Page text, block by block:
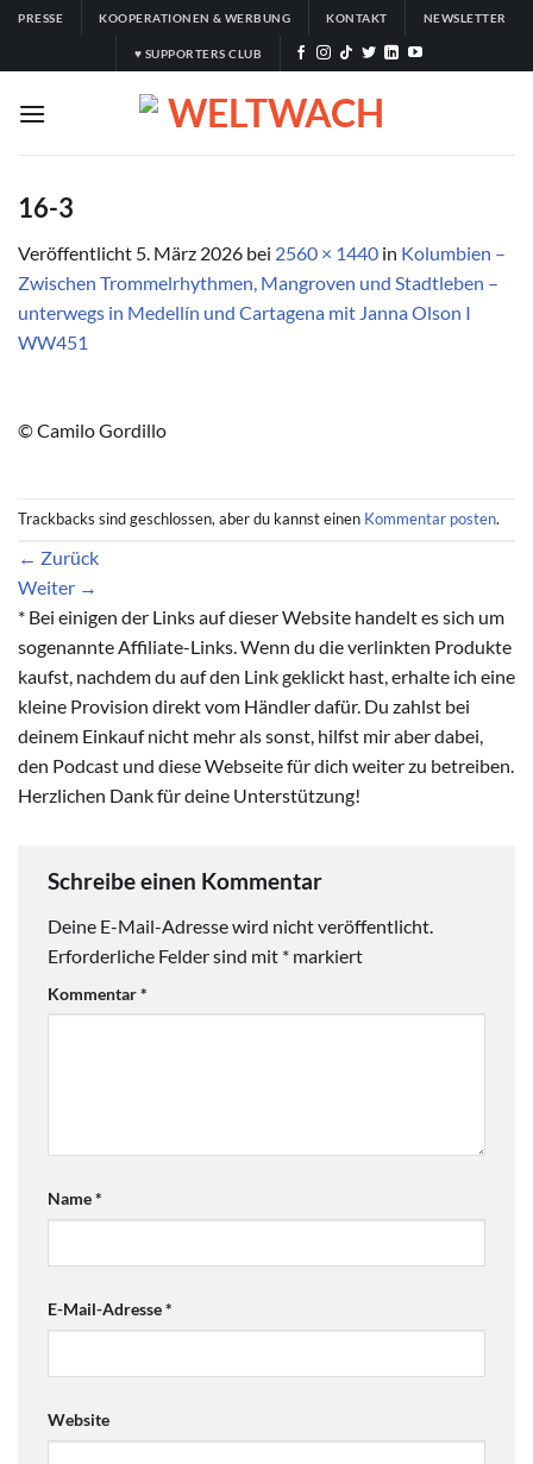
Zum
springen
PRESSE KOOPERATIONEN & WERBUNG KONTAKT NEWSLETTER
♥ SUPPORTERS CLUB
16-3
Veröffentlicht 5. März 2026 bei 2560 × 1440 in Kolumbien –
Zwischen Trommelrhythmen, Mangroven und Stadtleben –
unterwegs in Medellín und Cartagena mit Janna Olson I
WW451
© Camilo Gordillo
Trackbacks sind geschlossen, aber du kannst einen Kommentar posten.
← Zurück
Weiter →
* Bei einigen der Links auf dieser Website handelt es sich um
sogenannte Affiliate-Links. Wenn du die verlinkten Produkte
kaufst, nachdem du auf den Link geklickt hast, erhalte ich eine
kleine Provision direkt vom Händler dafür. Du zahlst bei
deinem Einkauf nicht mehr als sonst, hilfst mir aber dabei,
den Podcast und diese Webseite für dich weiter zu betreiben.
Herzlichen Dank für deine Unterstützung!
Schreibe einen Kommentar
Deine E-Mail-Adresse wird nicht veröffentlicht.
Erforderliche Felder sind mit * markiert
Kommentar*
Name*
E-Mail-Adresse*
Website